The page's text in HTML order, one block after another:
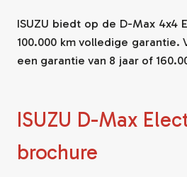
ISUZU biedt op de D-Max 4x4
100.000 km volledige
een garantie van 8 jaar of
ISUZU D-Max
brochure